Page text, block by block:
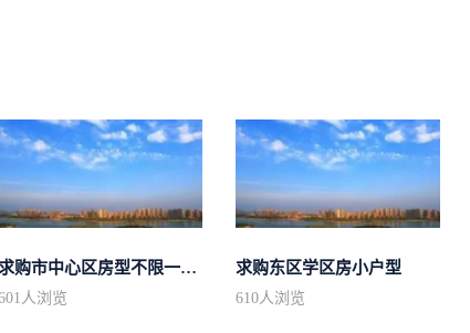
求购市中心区房型不限一室一厅一卫简...
人浏览
求购东区学区房小户型
610人浏览